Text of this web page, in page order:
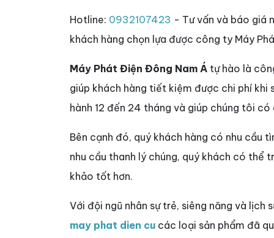
Hotline: 0932107423 - Tư vấn và báo giá
khách hàng chọn lựa được công ty Máy
Máy Phát Điện Đông Nam Á tự hào là
giúp khách hàng tiết kiệm được chi phí khi
hành 12 đến 24 tháng và giúp chúng tôi
Bên cạnh đó, quý khách hàng có nhu cầu
nhu cầu thanh lý chúng, quý khách có thể
khảo tốt hơn.
Với đội ngũ nhân sự trẻ, siêng năng và lịch
may phat dien cu các loại sản phẩm đã